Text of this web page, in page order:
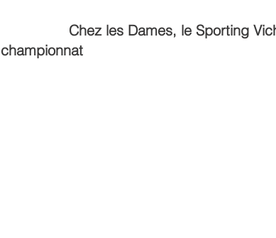
championnat